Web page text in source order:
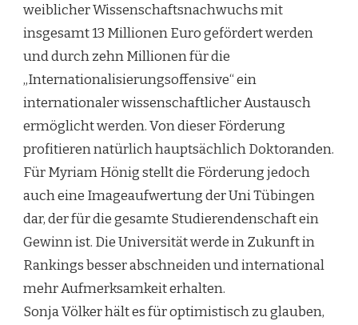
weiblicher Wissenschaftsnachwuchs mit
insgesamt 13 Millionen Euro gefördert werden
und durch zehn Millionen für die
„Internationalisierungsoffensive“ ein
internationaler wissenschaftlicher Austausch
ermöglicht werden. Von dieser Förderung
profitieren natürlich hauptsächlich Doktoranden.
Für Myriam Hönig stellt die Förderung jedoch
auch eine Imageaufwertung der Uni Tübingen
dar, der für die gesamte Studierendenschaft ein
Gewinn ist. Die Universität werde in Zukunft in
Rankings besser abschneiden und international
mehr Aufmerksamkeit erhalten.
Sonja Völker hält es für optimistisch zu glauben,